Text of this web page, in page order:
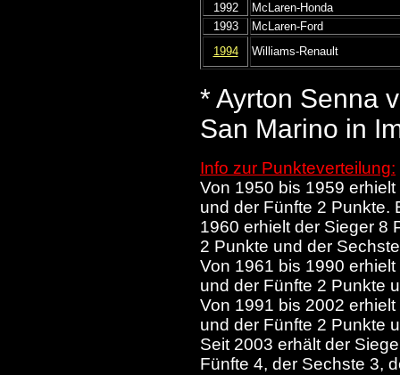
1992
McLaren-Honda
1993
McLaren-Ford
1994
Williams-Renault
* Ayrton Senna
San Marino in
Info zur Punkteverteilung:
Von 1950 bis 1959
und der Fünfte 2 Punkte.
1960 erhielt der Sieger 8
2 Punkte und der
Von 1961 bis 1990
und der Fünfte 2 Punkte
Von 1991 bis 2002
und der Fünfte 2 Punkte
Seit 2003 erhält der
Fünfte 4, der Sechste 3,